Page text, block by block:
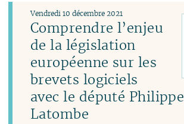
Comprendre l’enjeu
de la législation
européenne sur les
brevets logiciels
avec le député Philippe
Latombe
Vendredi 10 décembre 2021